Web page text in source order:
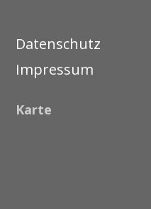
Datenschutz
Impressum
Karte